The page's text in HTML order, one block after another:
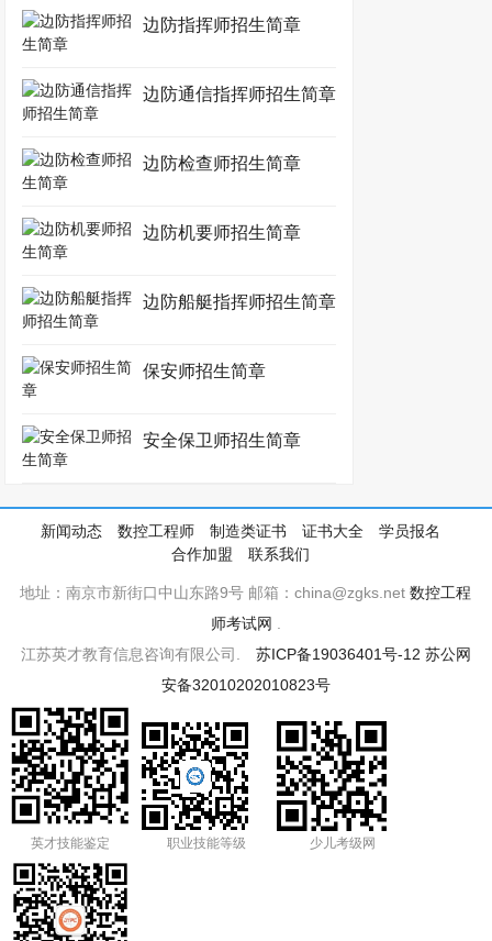
边防指挥师招生简章
边防通信指挥师招生简章
边防检查师招生简章
边防机要师招生简章
边防船艇指挥师招生简章
保安师招生简章
安全保卫师招生简章
新闻动态 数控工程师 制造类证书 证书大全
学员报名
合作加盟
联系我们
地址：南京市新街口中山东路9号 邮箱：china@zgks.net数控工程
师考试网
江苏英才教育信息咨询有限公司. 苏ICP备19036401号-12 苏公网
安备32010202010823号
英才技能鉴定 职业技能等级 少儿考级网